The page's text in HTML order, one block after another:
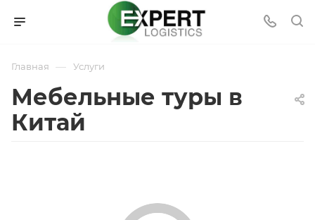
Главная — Услуги
Мебельные туры в
Китай